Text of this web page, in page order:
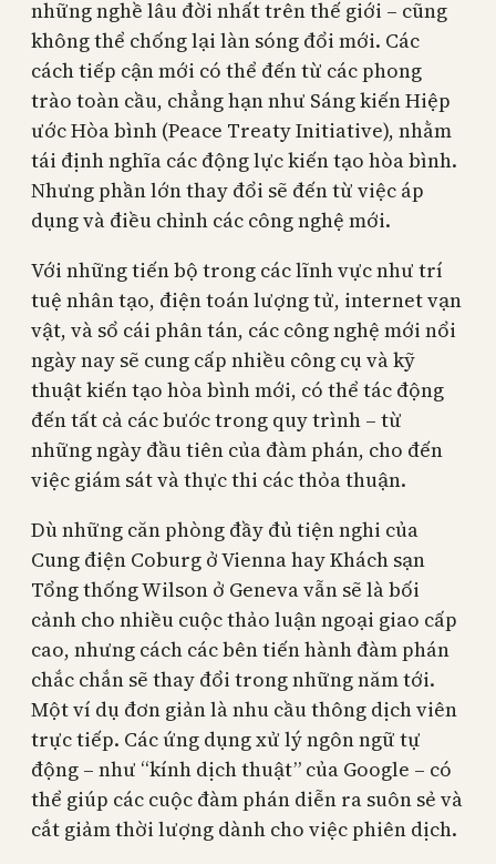
những nghề lâu đời nhất trên thế giới – cũng
không thể chống lại làn sóng đổi mới. Các
cách tiếp cận mới có thể đến từ các phong
trào toàn cầu, chẳng hạn như Sáng kiến Hiệp
ước Hòa bình (Peace Treaty Initiative), nhằm
tái định nghĩa các động lực kiến tạo hòa bình.
Nhưng phần lớn thay đổi sẽ đến từ việc áp
dụng và điều chỉnh các công nghệ mới.
Với những tiến bộ trong các lĩnh vực như trí
tuệ nhân tạo, điện toán lượng tử, internet vạn
vật, và sổ cái phân tán, các công nghệ mới nổi
ngày nay sẽ cung cấp nhiều công cụ và kỹ
thuật kiến tạo hòa bình mới, có thể tác động
đến tất cả các bước trong quy trình – từ
những ngày đầu tiên của đàm phán, cho đến
việc giám sát và thực thi các thỏa thuận.
Dù những căn phòng đầy đủ tiện nghi của
Cung điện Coburg ở Vienna hay Khách sạn
Tổng thống Wilson ở Geneva vẫn sẽ là bối
cảnh cho nhiều cuộc thảo luận ngoại giao cấp
cao, nhưng cách các bên tiến hành đàm phán
chắc chắn sẽ thay đổi trong những năm tới.
Một ví dụ đơn giản là nhu cầu thông dịch viên
trực tiếp. Các ứng dụng xử lý ngôn ngữ tự
động – như “kính dịch thuật” của Google – có
thể giúp các cuộc đàm phán diễn ra suôn sẻ và
cắt giảm thời lượng dành cho việc phiên dịch.